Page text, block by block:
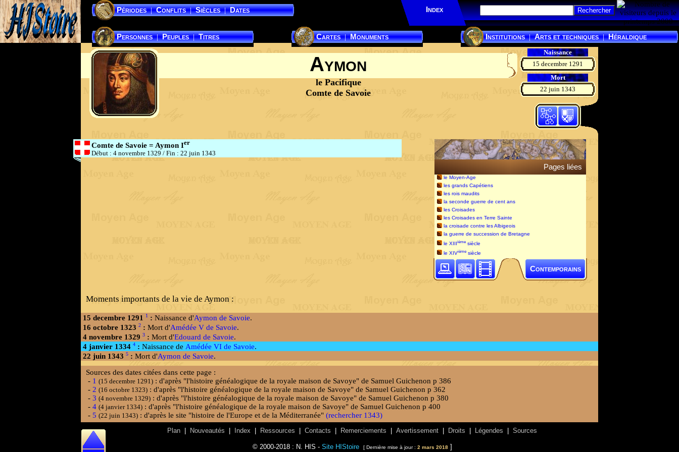
Périodes | Conflits | Siècles | Dates Index
Personnes | Peuples | Titres Cartes | Monuments Institutions | Arts et techniques | Héraldique
Aymon
le Pacifique
Comte de Savoie
Naissance
15 decembre 1291
Mort
22 juin 1343
Comte de Savoie = Aymon Ier
Début : 4 novembre 1329 / Fin : 22 juin 1343
Pages liées
le Moyen-Age
les grands Capétiens
les rois maudits
la seconde guerre de cent ans
les Croisades
les Croisades en Terre Sainte
la croisade contre les Albigeois
la guerre de succession de Bretagne
le XIIIième siècle
le XIVième siècle
Contemporains
Moments importants de la vie de Aymon :
15 decembre 1291 1 : Naissance d'Aymon de Savoie.
16 octobre 1323 2 : Mort d'Amédée V de Savoie.
4 novembre 1329 3 : Mort d'Edouard de Savoie.
4 janvier 1334 4 : Naissance de Amédée VI de Savoie.
22 juin 1343 5 : Mort d'Aymon de Savoie.
Sources des dates citées dans cette page :
- 1 (15 decembre 1291) : d'après "l'histoire généalogique de la royale maison de Savoye" de Samuel Guichenon p 386
- 2 (16 octobre 1323) : d'après "l'histoire généalogique de la royale maison de Savoye" de Samuel Guichenon p 362
- 3 (4 novembre 1329) : d'après "l'histoire généalogique de la royale maison de Savoye" de Samuel Guichenon p 380
- 4 (4 janvier 1334) : d'après "l'histoire généalogique de la royale maison de Savoye" de Samuel Guichenon p 400
- 5 (22 juin 1343) : d'après le site "histoire de l'Europe et de la Méditerranée" (rechercher 1343)
Plan Nouveautés Index Ressources Contacts Remerciements Avertissement Droits Légendes Sources
© 2000-2018 : N. HIS - Site HIStoire [ Dernière mise à jour : 2 mars 2018]